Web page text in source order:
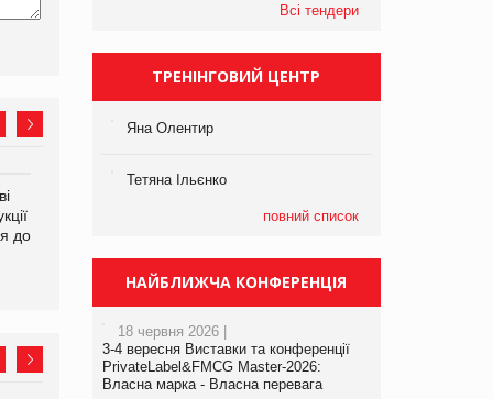
до
світових цін на
Всі тендери
ТРЕНІНГОВИЙ ЦЕНТР
Яна Олентир
Тетяна Ільєнко
повний список
НАЙБЛИЖЧА КОНФЕРЕНЦІЯ
18 червня 2026 |
3-4 вересня Виставки та конференції
PrivateLabel&FMCG Master-2026:
Власна марка - Власна перевага